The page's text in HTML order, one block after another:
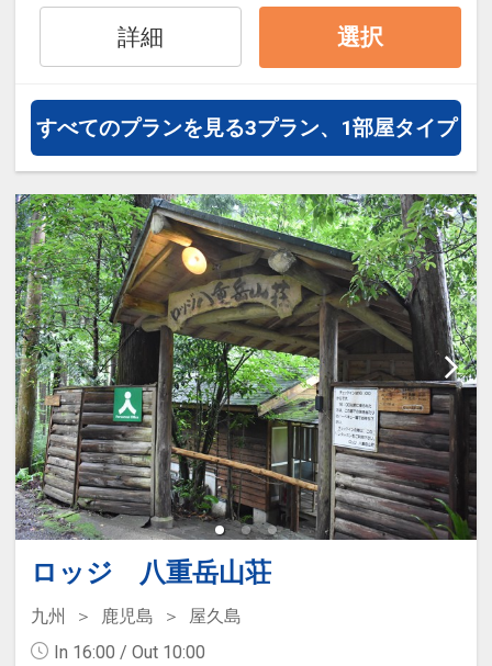
ル50%貯まります。
オプションでレンタカーや現地交
通・体験プランなどの追加（同時予
約）が可能なプランもございます。
詳細 選択
すべてのプランを見る3プラン、1部屋タイプ
ロッジ 八重岳山荘
九州 鹿児島
屋久島
In 16:00 / Out 10:00